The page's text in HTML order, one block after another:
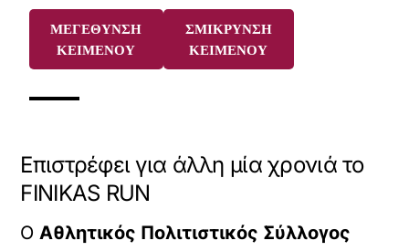
ΜΕΓΕΘΥΝΣΗ
ΚΕΙΜΕΝΟΥ
ΣΜΙΚΡΥΝΣΗ
ΚΕΙΜΕΝΟΥ
Επιστρέφει για άλλη μία χρονιά το
FINIKAS RUN
OΑθλητικός Πολιτιστικός Σύλλογος